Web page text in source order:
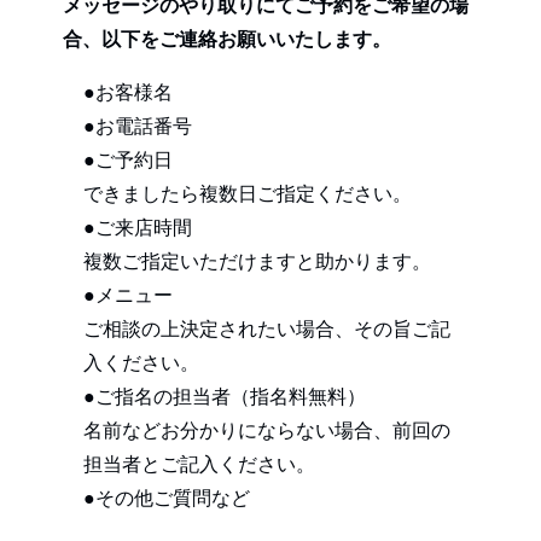
メッセージのやり取りにてご予約をご希望の場
合、以下をご連絡お願いいたします。
●お客様名
●お電話番号
●ご予約日
できましたら複数日ご指定ください。
●ご来店時間
複数ご指定いただけますと助かります。
●メニュー
ご相談の上決定されたい場合、その旨ご記
入ください。
●ご指名の担当者（指名料無料）
名前などお分かりにならない場合、前回の
担当者とご記入ください。
●その他ご質問など